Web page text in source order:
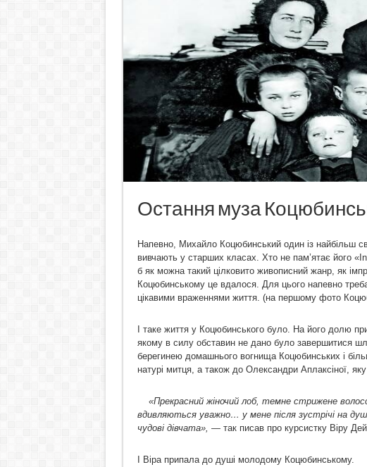
Остання муза
Напевно, Михайло Коцюбинський один із найбільш
вивчають у старших класах. Хто не пам’ятає його
б як можна такий цілковито живописний жанр, як
Коцюбинському це вдалося. Для цього напевно
цікавими враженнями життя. (на першому фото
І таке життя у Коцюбинського було. На його долю
якому в силу обставин не дано було завершитися
берегинею домашнього вогнища Коцюбинських і
натурі митця, а також до Олександри Аплаксіної,
«Прекрасний жіночий лоб, темне стрижене
вдивляються уважно… у мене після зустрічі на
чудові дівчата», — так писав про курсистку Віру
І Віра припала до душі молодому Коцюбинському.